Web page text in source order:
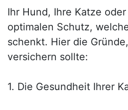
Ihr Hund, Ihre Katze
optimalen Schutz,
schenkt. Hier die
versichern sollte:
1. Die Gesundheit Ihrer